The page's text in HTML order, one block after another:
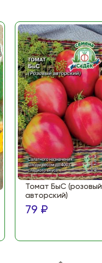
Томат БыС (розовый
авторский)
79 ₽